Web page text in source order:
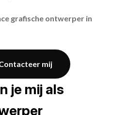
grafische ontwerper in
mij
je mij als